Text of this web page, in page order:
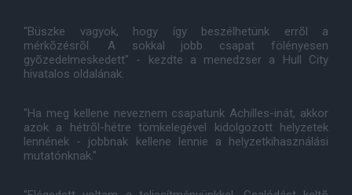
"Büszke vagyok, hogy így beszélhetünk errõl a
mérkõzésrõl. A sokkal jobb csapat fölényesen
gyõzedelmeskedett" - kezdte a menedzser a Hull City
hivatalos oldalának.
"Ha meg kellene neveznem csapatunk Achilles-inát, akkor
azok a hétrõl-hétre tömkelegével kidolgozott helyzetek
lennének - jobbnak kellene lennie a helyzetkihasználási
mutatónknak."